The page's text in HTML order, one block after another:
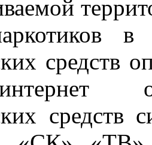
в
средств
средств